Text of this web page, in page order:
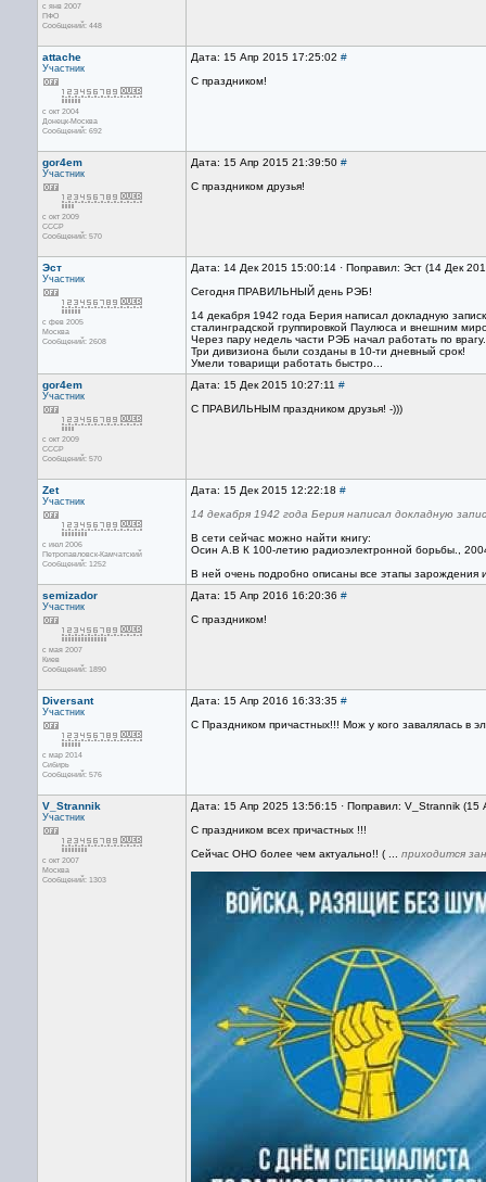
с янв 2007
ПФО
Сообщений: 448
attache
Участник
с окт 2004
Донецк-Москва
Сообщений: 692
Дата: 15 Апр 2015 17:25:02 #
С праздником!
gor4em
Участник
с окт 2009
СССР
Сообщений: 570
Дата: 15 Апр 2015 21:39:50 #
С праздником друзья!
Эст
Участник
с фев 2005
Москва
Сообщений: 2608
Дата: 14 Дек 2015 15:00:14 · Поправил: Эст (14 Дек
Сегодня ПРАВИЛЬНЫЙ день РЭБ!
14 декабря 1942 года Берия написал докладную
сталинградской группировкой Паулюса и внешним
Через пару недель части РЭБ начал работать по врагу.
Три дивизиона были созданы в 10-ти дневный срок!
Умели товарищи работать быстро...
gor4em
Участник
с окт 2009
СССР
Сообщений: 570
Дата: 15 Дек 2015 10:27:11 #
С ПРАВИЛЬНЫМ праздником друзья! -)))
Zet
Участник
с июл 2006
Петропавловск-Камчатский
Сообщений: 1252
Дата: 15 Дек 2015 12:22:18 #
14 декабря 1942 года Берия написал докладную
В сети сейчас можно найти книгу:
Осин А.В К 100-летию радиоэлектронной борьбы.,
В ней очень подробно описаны все этапы зарождения
semizador
Участник
с мая 2007
Киев
Сообщений: 1890
Дата: 15 Апр 2016 16:20:36 #
С праздником!
Diversant
Участник
с мар 2014
Сибирь
Сообщений: 576
Дата: 15 Апр 2016 16:33:35 #
С Праздником причастных!!! Мож у кого завалялась в
V_Strannik
Участник
с окт 2007
Москва
Сообщений: 1303
Дата: 15 Апр 2025 13:56:15 · Поправил: V_Strannik
С праздником всех причастных !!!
Сейчас ОНО более чем актуально!! ( ... приходится